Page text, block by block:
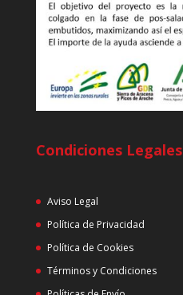
Condiciones Legales
Aviso Legal
Política de Privacidad
Política de Cookies
Términos y Condiciones